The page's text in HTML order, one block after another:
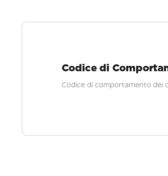
Codice di
Codice di comportamento dei